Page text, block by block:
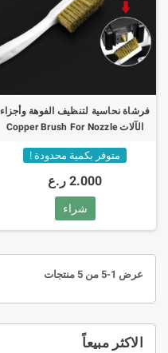
الاكثر مبيعاً
فرشاة نحاسية لتنظيف الفوهة وأجزاء
الآلات Copper Brush For Nozzle
متوفر بكمية محدودة !
2.000 ر.ع
شراء
عرض 1-5 من 5 منتجات